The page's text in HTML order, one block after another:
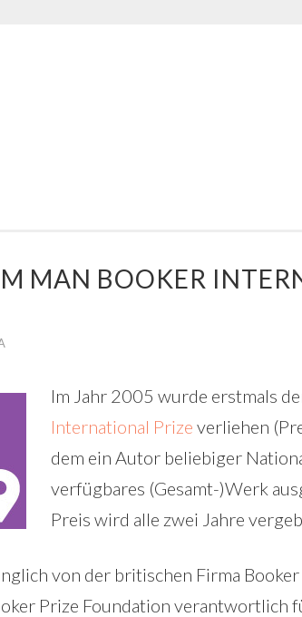
MAN BOOKER
Im Jahr 2005 wurde erstmals
International Prize verliehen
dem ein Autor beliebiger
verfügbares (Gesamt-)Werk
Preis wird alle zwei Jahre
von der britischen Firma
Prize Foundation verantwortlich